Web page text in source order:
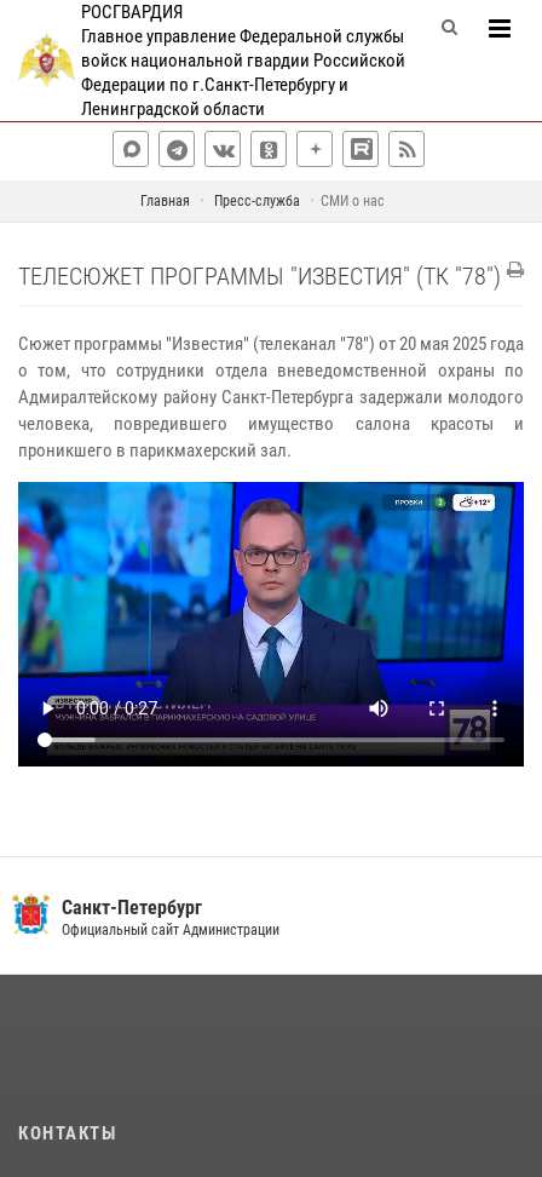
РОСГВАРДИЯ
Главное управление Федеральной службы
войск национальной гвардии Российской
Федерации по г.Санкт-Петербургу и
Ленинградской области
Главная Пресс-служба СМИ о нас
ТЕЛЕСЮЖЕТ ПРОГРАММЫ "ИЗВЕСТИЯ" (ТК "78")
Сюжет программы "Известия" (телеканал "78") от 20 мая 2025 года
о том, что сотрудники отдела вневедомственной охраны по
Адмиралтейскому району Санкт-Петербурга задержали молодого
человека, повредившего имущество салона красоты и
проникшего в парикмахерский зал.
Санкт-Петербург
Официальный сайт Администрации
КОНТАКТЫ